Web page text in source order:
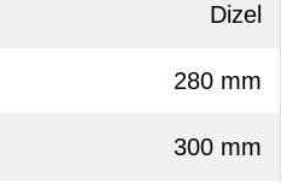
Dizel
280 mm
300 mm